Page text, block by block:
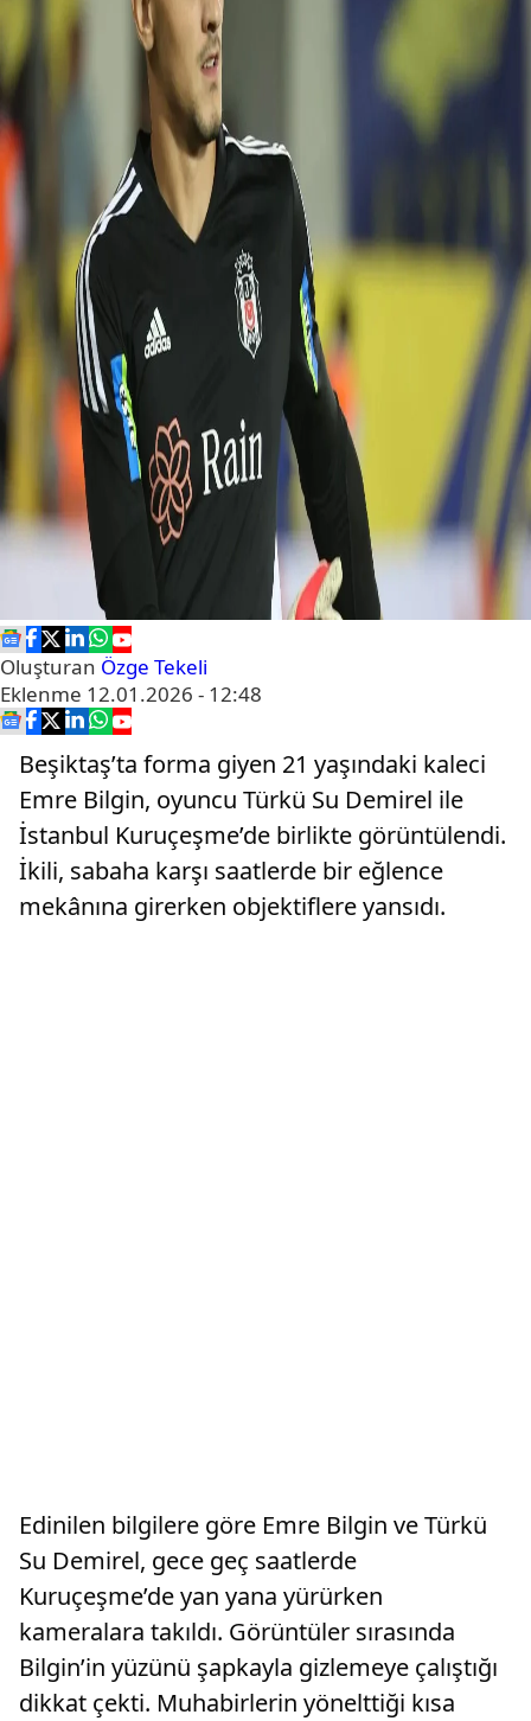
Oluşturan Özge Tekeli
Eklenme 12.01.2026 - 12:48
Beşiktaş’ta forma giyen 21 yaşındaki kaleci
Emre Bilgin, oyuncu Türkü Su Demirel ile
İstanbul Kuruçeşme’de birlikte görüntülendi.
İkili, sabaha karşı saatlerde bir eğlence
mekânına girerken objektiflere yansıdı.
Edinilen bilgilere göre Emre Bilgin ve Türkü
Su Demirel, gece geç saatlerde
Kuruçeşme’de yan yana yürürken
kameralara takıldı. Görüntüler sırasında
Bilgin’in yüzünü şapkayla gizlemeye çalıştığı
dikkat çekti. Muhabirlerin yönelttiği kısa